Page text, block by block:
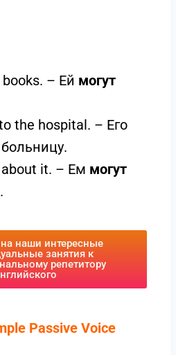
books. – Ей могут
the hospital. – Его
about it. – Ем могут
наши интересные
занятия к
репетитору
Passive Voice